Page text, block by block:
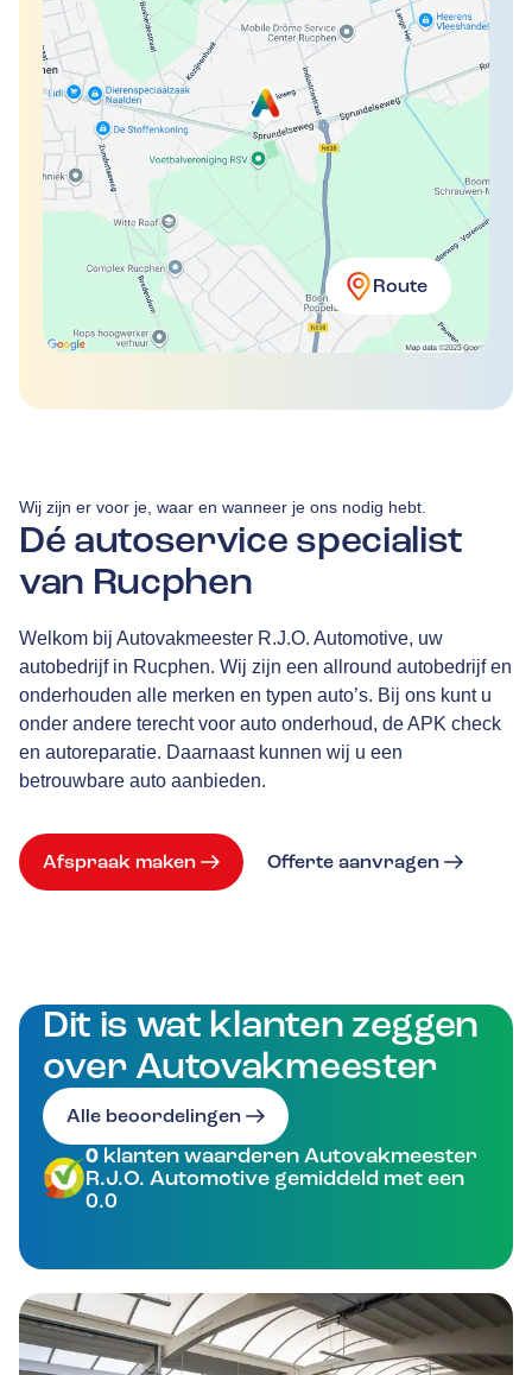
Route
Dé autoservice specialist
van Rucphen
Wij zijn er voor je, waar en wanneer je ons nodig hebt.
Welkom bij Autovakmeester R.J.O. Automotive, uw
autobedrijf in Rucphen. Wij zijn een allround autobedrijf en
onderhouden alle merken en typen auto’s. Bij ons kunt u
onder andere terecht voor auto onderhoud, de APK check
en autoreparatie. Daarnaast kunnen wij u een
betrouwbare auto aanbieden.
Afspraak maken Offerte aanvragen
Dit is wat klanten zeggen
over Autovakmeester
Alle beoordelingen
0 klanten waarderen Autovakmeester
R.J.O. Automotive gemiddeld met een
0.0